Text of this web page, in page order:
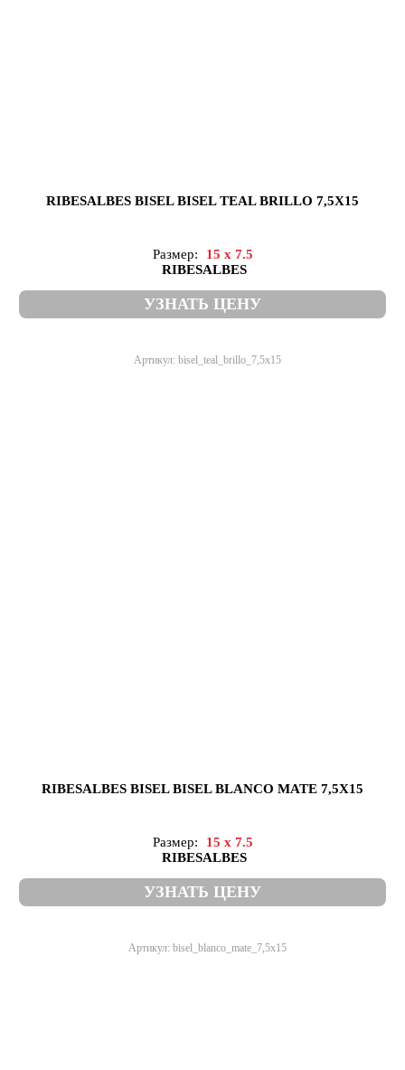
RIBESALBES BISEL BISEL TEAL BRILLO 7,5X15
Размер:
15 x 7.5
RIBESALBES
УЗНАТЬ ЦЕНУ
Артикул: bisel_teal_brillo_7,5x15
RIBESALBES BISEL BISEL BLANCO MATE 7,5X15
Размер:
15 x 7.5
RIBESALBES
УЗНАТЬ ЦЕНУ
Артикул: bisel_blanco_mate_7,5x15